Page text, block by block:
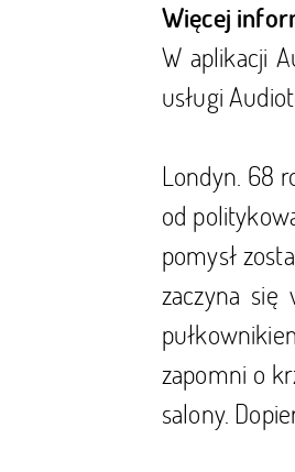
Więcej
W aplikacji
usługi
Londyn. 68
od
pomysł
zaczyna się
zapomni o
salony.